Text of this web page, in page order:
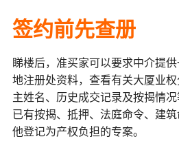
签约前先查册
睇楼后，准买家可以要求中介提
地注册处资料，查看有关大厦业
主姓名、历史成交记录及按揭情
已有按揭、抵押、法庭命令、建
他登记为产权负担的专案。